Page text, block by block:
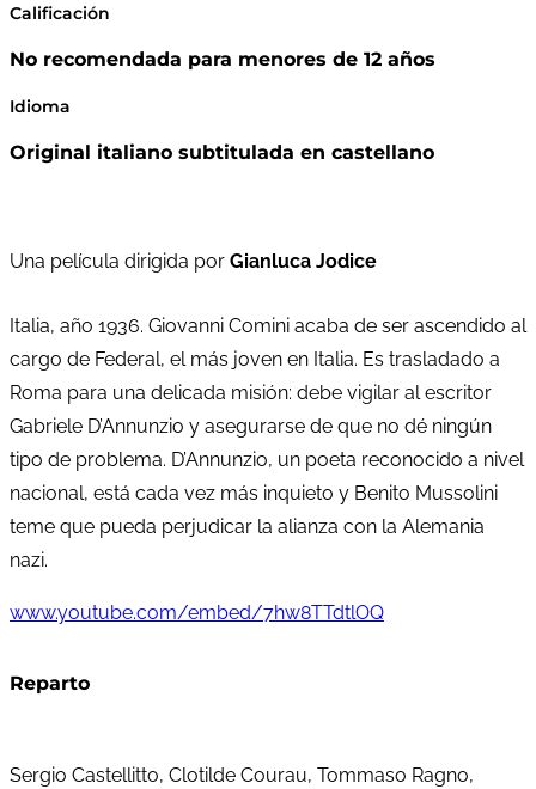
Calificación
No recomendada para menores de 12 años
Idioma
Original italiano subtitulada en castellano
Una película dirigida por Gianluca Jodice
Italia, año 1936. Giovanni Comini acaba de ser ascendido al
cargo de Federal, el más joven en Italia. Es trasladado a
Roma para una delicada misión: debe vigilar al escritor
Gabriele D’Annunzio y asegurarse de que no dé ningún
tipo de problema. D’Annunzio, un poeta reconocido a nivel
nacional, está cada vez más inquieto y Benito Mussolini
teme que pueda perjudicar la alianza con la Alemania
nazi.
www.youtube.com/embed/7hw8TTdtlOQ
Reparto
Sergio Castellitto, Clotilde Courau, Tommaso Ragno,